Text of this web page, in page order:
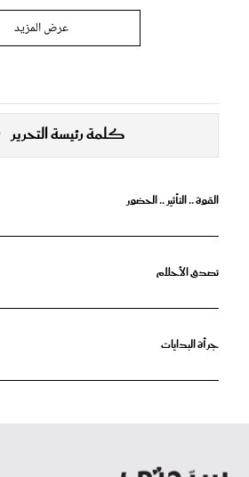
عرض المزيد
كلمة رئيسة التحرير
القوة .. التأثير .. الحضور
تصدق الأحلام
جرأة البدايات